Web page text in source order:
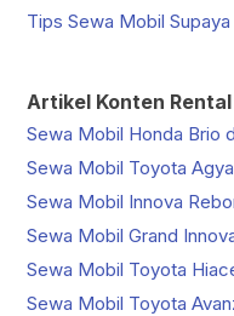
Tips Sewa Mobil
Artikel Konten
Sewa Mobil Honda Brio
Sewa Mobil Toyota Agya
Sewa Mobil Innova
Sewa Mobil Grand
Sewa Mobil Toyota
Sewa Mobil Toyota